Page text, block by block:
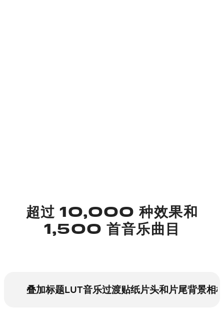
超过 10,000 种效果和
1,500 首音乐曲目
叠加标题LUT音乐过渡贴纸片头和片尾背景相